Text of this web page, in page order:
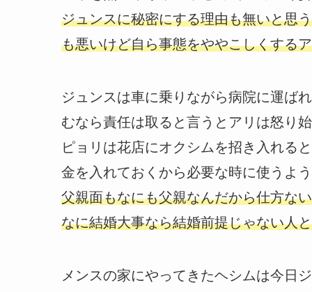
ジュンスに秘密にする理由も無いと思
も悪いけど自ら事態をややこしくする
ジュンスは車に乗りながら病院に運ば
むなら責任は取ると言うとアリは怒り
ピョリは花店にオクシムを招き入れる
金を入れておくから必要な時に使うよ
父親面もなにも父親なんだから仕方な
なに結婚大事なら結婚前提じゃない人
メンスの家にやってきたヘシムは今日